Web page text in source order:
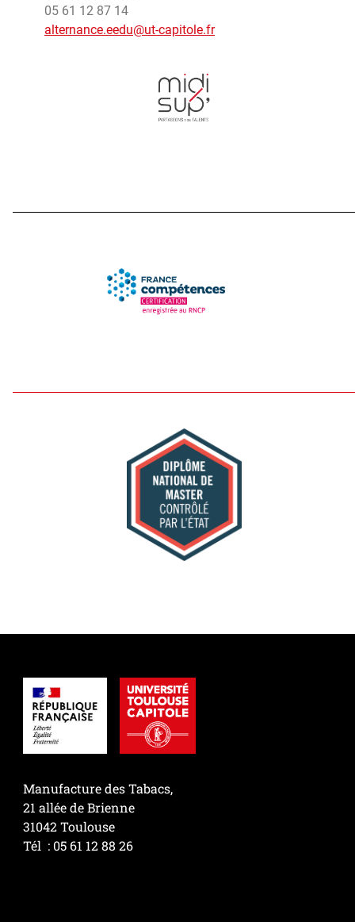
05 61 12 87 14
alternance.eedu@ut-capitole.fr
Manufacture des Tabacs,
21 allée de Brienne
31042 Toulouse
Tél : 05 61 12 88 26